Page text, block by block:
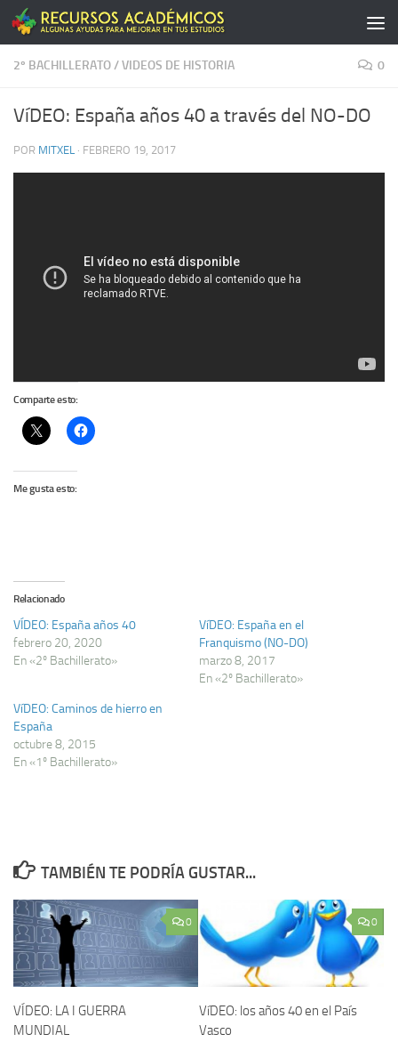
Saltar al contenido
2º BACHILLERATO/VIDEOS DE HISTORIA 0
VíDEO: España años 40 a través del NO-DO
POR MITXEL · FEBRERO 19, 2017
Comparte esto:
Me gusta esto:
Relacionado
VÍDEO: España años 40
febrero 20, 2020
En «2º Bachillerato»
VíDEO: España en el
Franquismo (NO-DO)
marzo 8, 2017
En «2º Bachillerato»
VíDEO: Caminos de hierro en
España
octubre 8, 2015
En «1º Bachillerato»
TAMBIÉN TE PODRÍA GUSTAR...
0
VÍDEO: LA I GUERRA
MUNDIAL
0
VíDEO: los años 40 en el Paí­s
Vasco